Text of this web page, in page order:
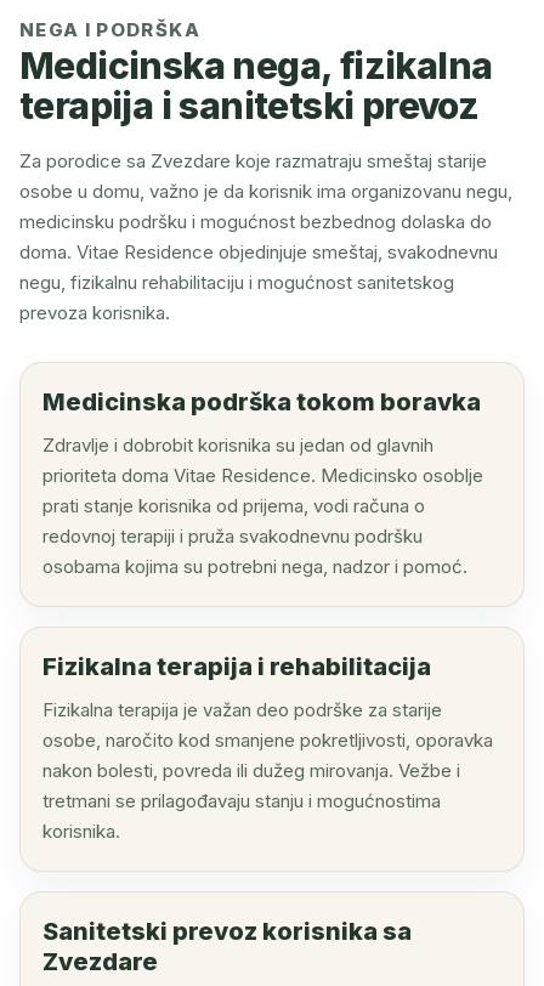
NEGA I PODRŠKA
Medicinska nega, fizikalna
terapija i sanitetski prevoz
Za porodice sa Zvezdare koje razmatraju smeštaj starije
osobe u domu, važno je da korisnik ima organizovanu negu,
medicinsku podršku i mogućnost bezbednog dolaska do
doma. Vitae Residence objedinjuje smeštaj, svakodnevnu
negu, fizikalnu rehabilitaciju i mogućnost sanitetskog
prevoza korisnika.
Medicinska podrška tokom boravka
Zdravlje i dobrobit korisnika su jedan od glavnih
prioriteta doma Vitae Residence. Medicinsko osoblje
prati stanje korisnika od prijema, vodi računa o
redovnoj terapiji i pruža svakodnevnu podršku
osobama kojima su potrebni nega, nadzor i pomoć.
Fizikalna terapija i rehabilitacija
Fizikalna terapija je važan deo podrške za starije
osobe, naročito kod smanjene pokretljivosti, oporavka
nakon bolesti, povreda ili dužeg mirovanja. Vežbe i
tretmani se prilagođavaju stanju i mogućnostima
korisnika.
Sanitetski prevoz korisnika sa
Zvezdare